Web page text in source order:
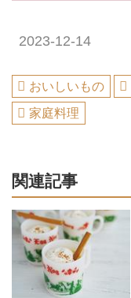
2023-12-14
おいしいもの
家庭料理
関連記事